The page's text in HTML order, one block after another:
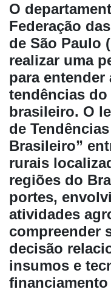
Cadastre-
se
Minha
conta
Notícias
Mercado
Troca
de
O
Federação
de São Paulo
realizar uma
para
tendências
brasileiro. O
de
Brasileiro”
rurais
regiões do
portes,
atividades
compreender
decisão
insumos e